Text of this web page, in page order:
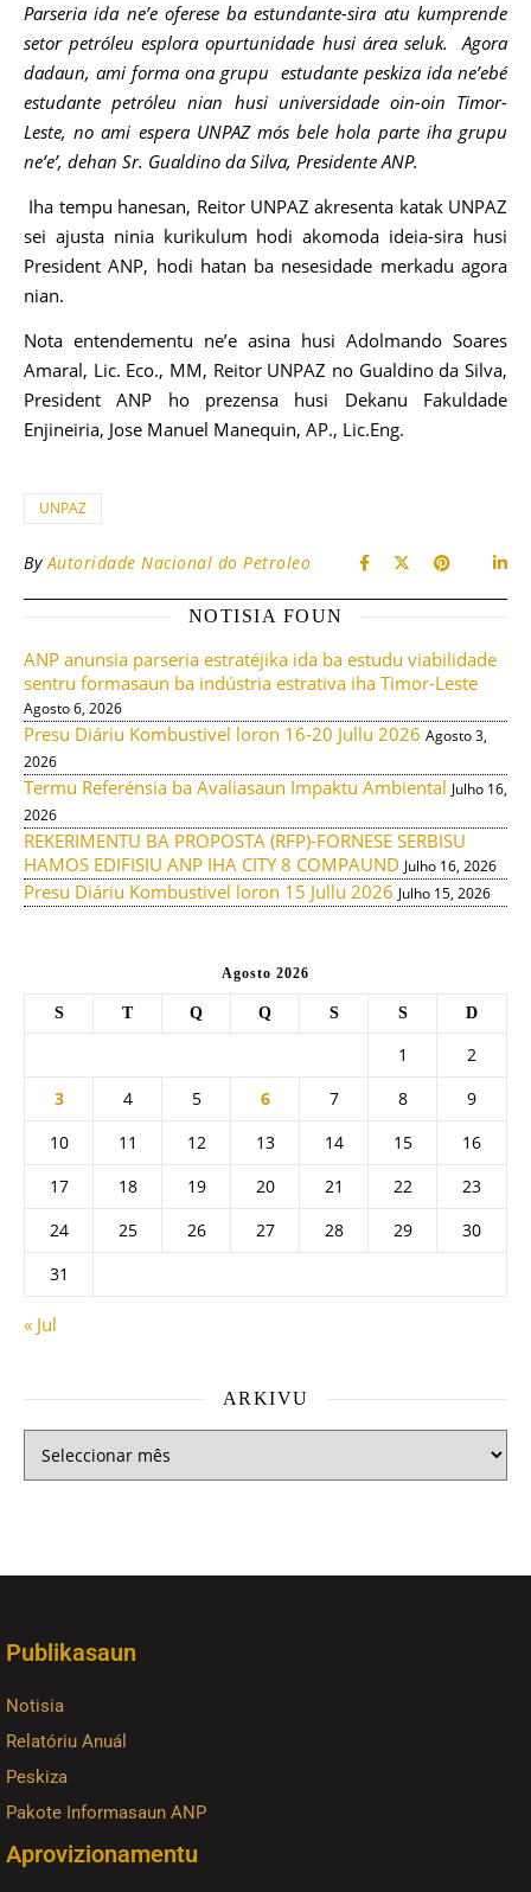
Parseria ida ne’e oferese ba estundante-sira atu kumprende
setor petróleu esplora opurtunidade husi área seluk. Agora
dadaun, ami forma ona grupu estudante peskiza ida ne’ebé
estudante petróleu nian husi universidade oin-oin Timor-
Leste, no ami espera UNPAZ mós bele hola parte iha grupu
ne’e’, dehan Sr. Gualdino da Silva, Presidente ANP.
Iha tempu hanesan, Reitor UNPAZ akresenta katak UNPAZ
sei ajusta ninia kurikulum hodi akomoda ideia-sira husi
President ANP, hodi hatan ba nesesidade merkadu agora
nian.
Nota entendementu ne’e asina husi Adolmando Soares
Amaral, Lic. Eco., MM, Reitor UNPAZ no Gualdino da Silva,
President ANP ho prezensa husi Dekanu Fakuldade
Enjineiria, Jose Manuel Manequin, AP., Lic.Eng.
UNPAZ
ByAutoridade Nacional do Petroleo
NOTISIA FOUN
ANP anunsia parseria estratéjika ida ba estudu viabilidade
sentru formasaun ba indústria estrativa iha Timor-Leste
Agosto 6, 2026
Presu Diáriu Kombustivel loron 16-20 Jullu 2026 Agosto 3,
2026
Termu Referénsia ba Avaliasaun Impaktu Ambiental Julho 16,
2026
REKERIMENTU BA PROPOSTA (RFP)-FORNESE SERBISU
HAMOS EDIFISIU ANP IHA CITY 8 COMPAUND Julho 16, 2026
Presu Diáriu Kombustivel loron 15 Jullu 2026 Julho 15, 2026
Agosto 2026
S T Q Q S S D
1
2
3
4 5 6 7 8
9
10
11 12 13 14 15
16
17
18 19 20 21 22
23
24
25 26 27 28 29
30
31
« Jul
ARKIVU
Publikasaun
Notisia
Relatóriu Anuál
Peskiza
Pakote Informasaun ANP
Aprovizionamentu